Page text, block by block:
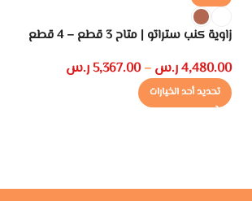
زاوية كنب ستراتو | متاح 3 قطع – 4 قطع
4,480.00ر.س –
5,367.00ر.س
تحديد أحد الخيارات